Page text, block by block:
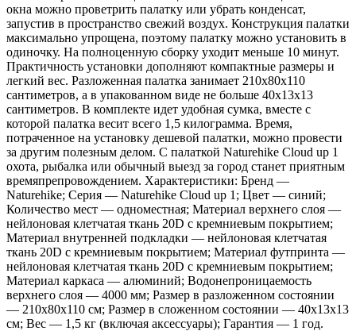
окна можно проветрить палатку или убрать конденсат,
запустив в пространство свежий воздух. Конструкция палатки
максимально упрощена, поэтому палатку можно установить в
одиночку. На полноценную сборку уходит меньше 10 минут.
Практичность установки дополняют компактные размеры и
легкий вес. Разложенная палатка занимает 210x80x110
сантиметров, а в упакованном виде не больше 40x13x13
сантиметров. В комплекте идет удобная сумка, вместе с
которой палатка весит всего 1,5 килограмма. Время,
потраченное на установку дешевой палатки, можно провести
за другим полезным делом. С палаткой Naturehike Сloud up 1
охота, рыбалка или обычный выезд за город станет приятным
времяпрепровождением. Характеристики: Бренд —
Naturehike; Серия — Naturehike Сloud up 1; Цвет — синий;
Количество мест — одноместная; Материал верхнего слоя —
нейлоновая клетчатая ткань 20D с кремниевым покрытием;
Материал внутренней подкладки — нейлоновая клетчатая
ткань 20D с кремниевым покрытием; Материал футпринта —
нейлоновая клетчатая ткань 20D с кремниевым покрытием;
Материал каркаса — алюминий; Водонепроницаемость
верхнего слоя — 4000 мм; Размер в разложенном состоянии
— 210x80x110 см; Размер в сложенном состоянии — 40x13x13
см; Вес — 1,5 кг (включая аксессуары); Гарантия — 1 год.